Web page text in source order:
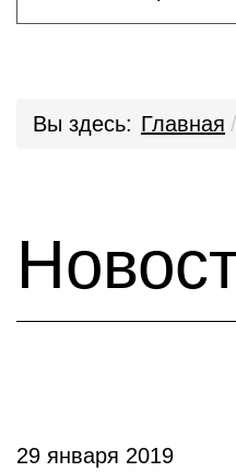
Вы здесь: Главная
29 января 2019